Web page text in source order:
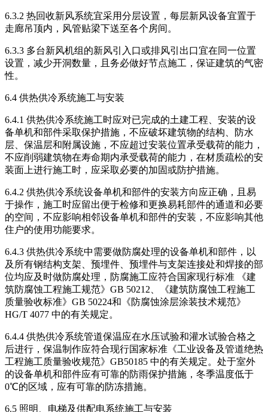
6.3.2 热回收新风系统宜采用分层设置，每层新风设备宜置于
走廊吊顶内，风管贴梁下送至各个房间。
6.3.3 多台新风机组的新风引入口或排风引出口宜在同一位置
设置，减少开洞数量，且务必做好节点施工，保证建筑的气密
性。
6.4 供热供冷系统施工与安装
6.4.1 供热供冷系统施工时应对已完成的土建工程、安装的设
备单机和部件采取保护措施，不应破坏建筑物的结构、防水
层、保温层和附属设施，不应超过安装位置承受载荷的能力，
不应削弱建筑物在寿命期内承受载荷的能力，在材质疏松的安
装面上进行施工时，应采取必要的加固或防护措施。
6.4.2 供热供冷系统设备单机和部件的安装方向应正确，且易
于操作，施工时应留出便于检修和更换易耗部件的通道和必要
的空间，不应影响相邻设备单机和部件的安装，不应影响其他
住户的使用功能要求。
6.4.3 供热供冷系统中需要做防腐处理的设备单机和部件，以
及所有钢结构支架、预埋件、预埋件与支架连接处和焊接的部
位均应及时做防腐处理，防腐施工应符合国家现行标准 《建
筑防腐蚀工程施工规范》GB 50212、《建筑防腐蚀工程施工
质量验收标准》GB 50224和《防腐蚀涂层涂装技术规范》
HG/T 4077 中的有关规定。
6.4.4 供热供冷系统管道保温应在水压试验和灌水试验合格之
后进行，保温制作应符合现行国家标准《工业设备及管道绝热
工程施工质量验收规范》GB50185 中的有关规定。处于室外
的设备单机和部件应有可靠的防雨保护措施，冬季温度低于
0℃的区域，应有可靠的防冻措施。
6.5 照明、电梯及供配电系统施工与安装